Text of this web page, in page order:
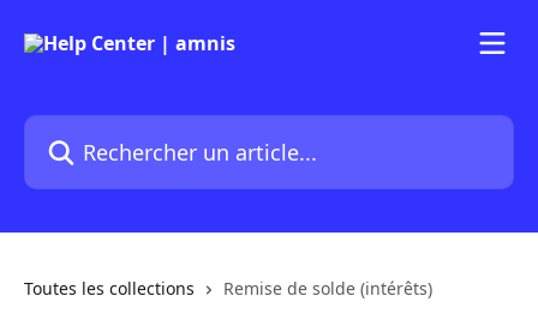
Rechercher un article...
Toutes les collections Remise de solde (intérêts)